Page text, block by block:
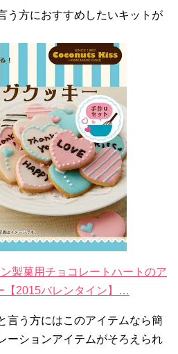
う方におすすめしたいキットが
製菓用チョコレートハートのア
【2015バレンタイン】…
言う方にはこのアイテムなら簡
ーションアイテムがそろえられ